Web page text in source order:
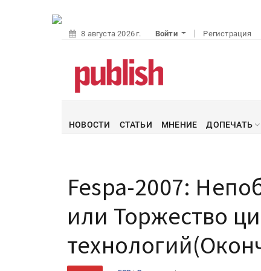
8 августа 2026 г. Войти Регистрация
НОВОСТИ СТАТЬИ МНЕНИЕ ДОПЕЧАТЬ
Fespa-2007:
или Торжество